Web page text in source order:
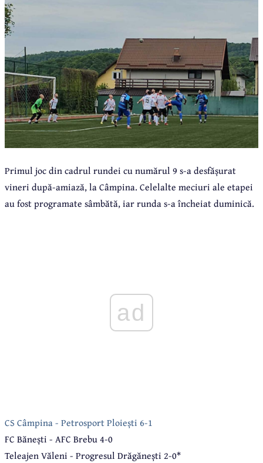
Primul joc din cadrul rundei cu numărul 9 s-a desfășurat
vineri după-amiază, la Câmpina. Celelalte meciuri ale etapei
au fost programate sâmbătă, iar runda s-a încheiat duminică.
ad
CS Câmpina - Petrosport Ploiești 6-1
FC Bănești - AFC Brebu 4-0
Teleajen Văleni - Progresul Drăgănești 2-0*